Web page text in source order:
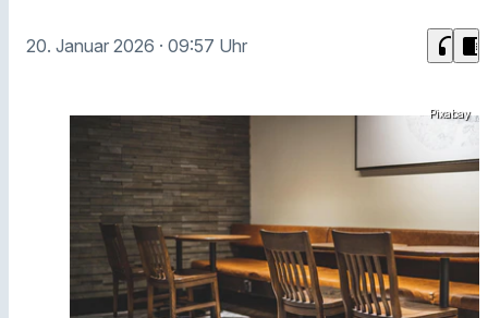
20. Januar 2026 · 09:57 Uhr headphones chrome_reader_mode
Pixabay